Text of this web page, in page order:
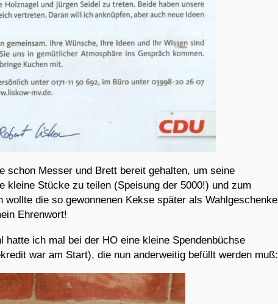
schon Messer und Brett bereit gehalten, um seine
kleine Stücke zu teilen (Speisung der 5000!) und zum
die so gewonnenen Kekse später als Wahlgeschenke
Ehrenwort!
hatte ich mal bei der HO eine kleine Spendenbüchse
war am Start), die nun anderweitig befüllt werden muß: